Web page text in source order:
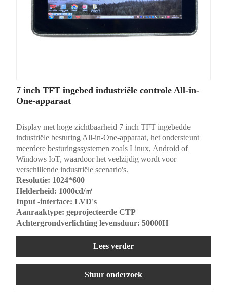
7 inch TFT ingebed industriële controle All-in-
One-apparaat
Display met hoge zichtbaarheid 7 inch TFT ingebedde
industriële besturing All-in-One-apparaat, het ondersteunt
meerdere besturingssystemen zoals Linux, Android of
Windows IoT, waardoor het veelzijdig wordt voor
verschillende industriële scenario's.
Resolutie: 1024*600
Helderheid: 1000cd/㎡
Input -interface: LVD's
Aanraaktype: geprojecteerde CTP
Achtergrondverlichting levensduur: 50000H
Lees verder
Stuur onderzoek